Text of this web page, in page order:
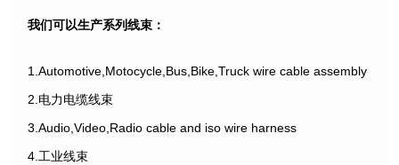
我们可以生产系列线束：
1.Automotive,Motocycle,Bus,Bike,Truck wire cable assembly
2.电力电缆线束
3.Audio,Video,Radio cable and iso wire harness
4.工业线束